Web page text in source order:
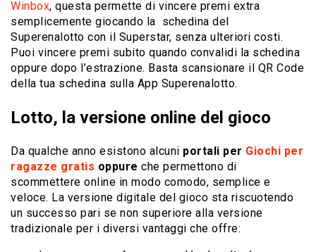
Winbox, questa permette di vincere premi extra
semplicemente giocando la schedina del
Superenalotto con il Superstar, senza ulteriori costi.
Puoi vincere premi subito quando convalidi la schedina
oppure dopo l’estrazione. Basta scansionare il QR Code
della tua schedina sulla App Superenalotto.
Lotto, la versione online del gioco
Da qualche anno esistono alcuni portali per Giochi per
ragazze gratis oppure che permettono di
scommettere online in modo comodo, semplice e
veloce. La versione digitale del gioco sta riscuotendo
un successo pari se non superiore alla versione
tradizionale per i diversi vantaggi che offre: